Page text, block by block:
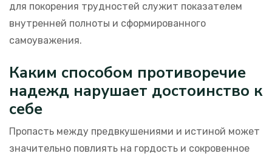
для покорения трудностей служит показателем
внутренней полноты и сформированного
самоуважения.
Каким способом противоречие
надежд нарушает достоинство к
себе
Пропасть между предвкушениями и истиной может
значительно повлиять на гордость и сокровенное